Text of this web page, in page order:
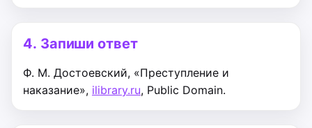
4. Запиши ответ
Ф. М. Достоевский, «Преступление и
наказание», ilibrary.ru, Public Domain.